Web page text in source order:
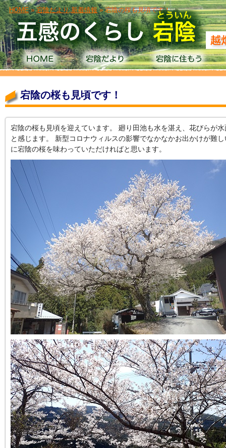
HOME»宕陰だより,新着情報» 宕陰の桜も見頃です！
宕陰の桜も見頃です！
宕陰の桜も見頃を迎えています。 廻り田池も水を湛え、花びらが
と感じます。 新型コロナウィルスの影響でなかなかお出かけが難
に宕陰の桜を味わっていただければと思います。